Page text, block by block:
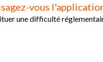
vous
une difficulté